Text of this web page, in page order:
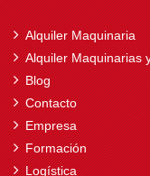
Alquiler Maquinaria
Alquiler Maquinarias
Blog
Contacto
Empresa
Formación
Logística